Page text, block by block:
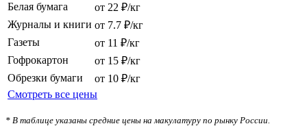
Белая бумага
от 22 ₽/кг
Журналы и книги от 7.7 ₽/кг
Газеты
от 11 ₽/кг
Гофрокартон
от 15 ₽/кг
Обрезки бумаги
от 10 ₽/кг
Смотреть все цены
* В таблице указаны средние цены на макулатуру по рынку России.